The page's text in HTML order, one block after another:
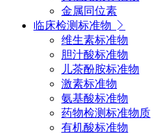
金属同位素
临床检测标准物
维生素标准物
胆汁酸标准物
儿茶酚胺标准物
激素标准物
氨基酸标准物
药物检测标准物质
有机酸标准物